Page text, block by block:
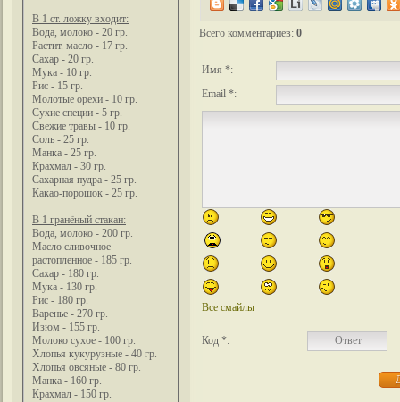
В 1 ст. ложку входит:
Вода, молоко - 20 гр.
Растит. масло - 17 гр.
Сахар - 20 гр.
Мука - 10 гр.
Рис - 15 гр.
Молотые орехи - 10 гр.
Сухие специи - 5 гр.
Свежие травы - 10 гр.
Соль - 25 гр.
Манка - 25 гр.
Крахмал - 30 гр.
Сахарная пудра - 25 гр.
Какао-порошок - 25 гр.
В 1 гранёный стакан:
Вода, молоко - 200 гр.
Масло сливочное
растопленное - 185 гр.
Сахар - 180 гр.
Мука - 130 гр.
Рис - 180 гр.
Варенье - 270 гр.
Изюм - 155 гр.
Молоко сухое - 100 гр.
Хлопья кукурузные - 40 гр.
Хлопья овсяные - 80 гр.
Манка - 160 гр.
Крахмал - 150 гр.
Всего комментариев: 0
Имя *:
Email *:
Все смайлы
Код *: